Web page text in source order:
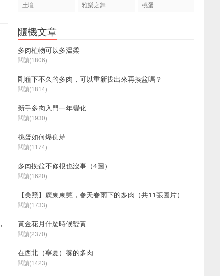
土壤
雅樂之舞 桃蛋
隨機文章
多肉植物可以多溫柔
閱讀(1806)
剛種下不久的多肉，可以重新拔出來再換盆嗎？
閱讀(1814)
新手多肉入門一年變化
閱讀(1930)
桃蛋如何爆側芽
閱讀(1174)
多肉換盆不修根也沒事（4圖）
閱讀(1620)
【美照】廣東東莞，春天春雨下的多肉（共11張圖片）
閱讀(1733)
黃金花月什麼時候變黃
閱讀(2370)
在西北（寧夏）養的多肉
閱讀(1423)